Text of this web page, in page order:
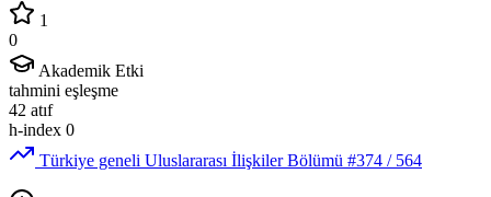
1
0
Akademik Etki
tahmini eşleşme
42 atıf
h-index 0
Türkiye geneli Uluslararası İlişkiler Bölümü #374 / 564